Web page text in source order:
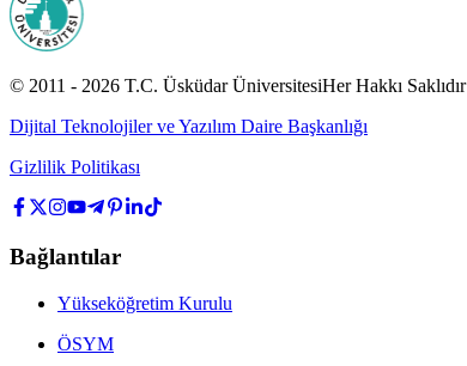
© 2011 - 2026 T.C. Üsküdar ÜniversitesiHer Hakkı Saklıdır
Dijital Teknolojiler ve Yazılım Daire Başkanlığı
Gizlilik Politikası
Bağlantılar
Yükseköğretim Kurulu
ÖSYM